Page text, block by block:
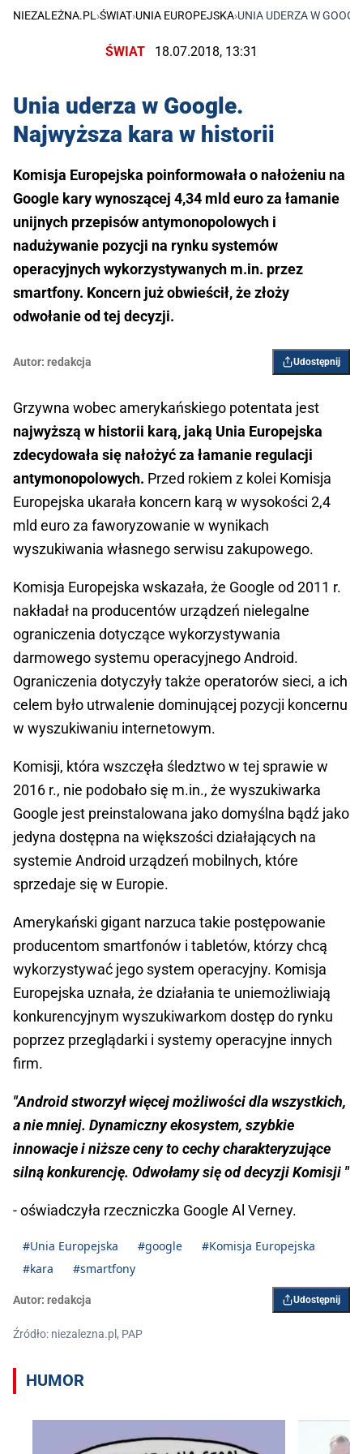
NIEZALEŻNA.PL ›ŚWIAT›UNIA EUROPEJSKA›UNIA UDERZA W
ŚWIAT 18.07.2018, 13:31
Unia uderza w Google.
Najwyższa kara w historii
Komisja Europejska poinformowała o nałożeniu na
Google kary wynoszącej 4,34 mld euro za łamanie
unijnych przepisów antymonopolowych i
nadużywanie pozycji na rynku systemów
operacyjnych wykorzystywanych m.in. przez
smartfony. Koncern już obwieścił, że złoży
odwołanie od tej decyzji.
Autor: redakcja Udostępnij
Grzywna wobec amerykańskiego potentata jest
najwyższą w historii karą, jaką Unia Europejska
zdecydowała się nałożyć za łamanie regulacji
antymonopolowych. Przed rokiem z kolei Komisja
Europejska ukarała koncern karą w wysokości 2,4
mld euro za faworyzowanie w wynikach
wyszukiwania własnego serwisu zakupowego.
Komisja Europejska wskazała, że Google od 2011 r.
nakładał na producentów urządzeń nielegalne
ograniczenia dotyczące wykorzystywania
darmowego systemu operacyjnego Android.
Ograniczenia dotyczyły także operatorów sieci, a ich
celem było utrwalenie dominującej pozycji koncernu
w wyszukiwaniu internetowym.
Komisji, która wszczęła śledztwo w tej sprawie w
2016 r., nie podobało się m.in., że wyszukiwarka
Google jest preinstalowana jako domyślna bądź jako
jedyna dostępna na większości działających na
systemie Android urządzeń mobilnych, które
sprzedaje się w Europie.
Amerykański gigant narzuca takie postępowanie
producentom smartfonów i tabletów, którzy chcą
wykorzystywać jego system operacyjny. Komisja
Europejska uznała, że działania te uniemożliwiają
konkurencyjnym wyszukiwarkom dostęp do rynku
poprzez przeglądarki i systemy operacyjne innych
firm.
"Android stworzył więcej możliwości dla wszystkich,
a nie mniej. Dynamiczny ekosystem, szybkie
innowacje i niższe ceny to cechy charakteryzujące
silną konkurencję. Odwołamy się od decyzji Komisji "
- oświadczyła rzeczniczka Google Al Verney.
#Unia Europejska #google
#Komisja Europejska
#kara
#smartfony
Autor: redakcja Udostępnij
Źródło: niezalezna.pl, PAP
HUMOR